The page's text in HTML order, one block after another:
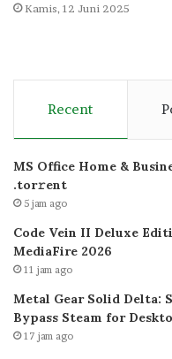
Kamis, 12 Juni 2025
Recent
MS Office Home &
.tоr𝚛еnt
5 jam ago
Code Vein II Deluxe
MediaFire 2026
11 jam ago
Metal Gear Solid Delta:
Bypass Steam for
17 jam ago